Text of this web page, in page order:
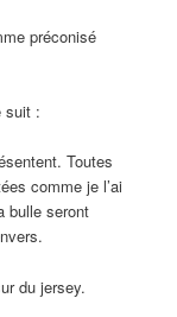
préconisé
suit :
Toutes
comme je l’ai
bulle seront
du jersey.